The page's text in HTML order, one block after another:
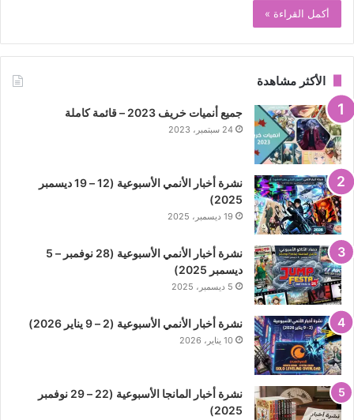
أكمل القراءة »
الأكثر مشاهدة
جميع أنميات خريف 2023 – قائمة كاملة
24 سبتمبر، 2023
نشرة أخبار الأنمي الأسبوعية (12 – 19 ديسمبر
2025)
19 ديسمبر، 2025
نشرة أخبار الأنمي الأسبوعية (28 نوفمبر – 5
ديسمبر 2025)
5 ديسمبر، 2025
نشرة أخبار الأنمي الأسبوعية (2 – 9 يناير 2026)
10 يناير، 2026
نشرة أخبار المانجا الأسبوعية (22 – 29 نوفمبر
2025)